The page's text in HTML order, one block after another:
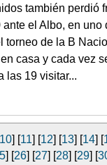
también perdió
ante el Albo, en uno
torneo de la B
casa y cada vez
las 19 visitar...
10] [11] [12] [13] [14] [
] [26] [27] [28] [29] [